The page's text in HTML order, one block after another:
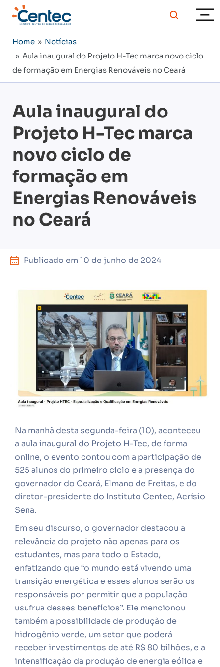
Home » Notícias
» Aula inaugural do Projeto H-Tec marca novo ciclo
de formação em Energias Renováveis no Ceará
Aula inaugural do
Projeto H-Tec marca
novo ciclo de
formação em
Energias Renováveis
no Ceará
Publicado em 10 de junho de 2024
Na manhã desta segunda-feira (10), aconteceu
a aula inaugural do Projeto H-Tec, de forma
online, o evento contou com a participação de
525 alunos do primeiro ciclo e a presença do
governador do Ceará, Elmano de Freitas, e do
diretor-presidente do Instituto Centec, Acrísio
Sena.
Em seu discurso, o governador destacou a
relevância do projeto não apenas para os
estudantes, mas para todo o Estado,
enfatizando que “o mundo está vivendo uma
transição energética e esses alunos serão os
responsáveis por permitir que a população
usufrua desses benefícios”. Ele mencionou
também a possibilidade de produção de
hidrogênio verde, um setor que poderá
receber investimentos de até R$ 80 bilhões, e a
intensificação da produção de energia eólica e